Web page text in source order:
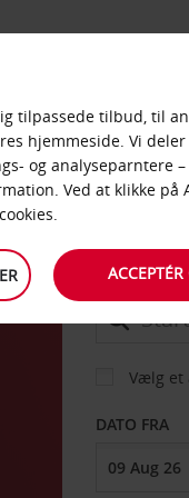
BIL
AFHENT FRA
Vælg et
DATO FRA
tilpassede tilbud, til
hjemmeside. Vi deler
og analyseparntere –
Ved at klikke på